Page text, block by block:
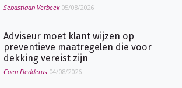
Sebastiaan Verbeek 05/08/2026
Adviseur moet klant wijzen op
preventieve maatregelen die voor
dekking vereist zijn
Coen Fledderus 04/08/2026